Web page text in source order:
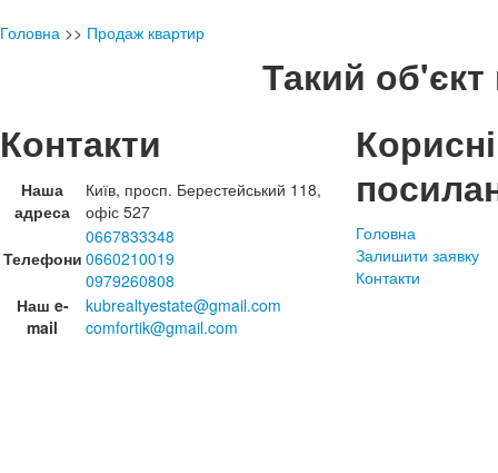
Головна >> Продаж квартир
Такий об'єкт
Контакти
Наша
адреса
Київ, просп. Берестейський 118,
офіс 527
Телефони
0667833348
0660210019
0979260808
Наш e-
mail
kubrealtyestate@gmail.com
comfortik@gmail.com
Корисні
Головна
Залишити заявку
Контакти